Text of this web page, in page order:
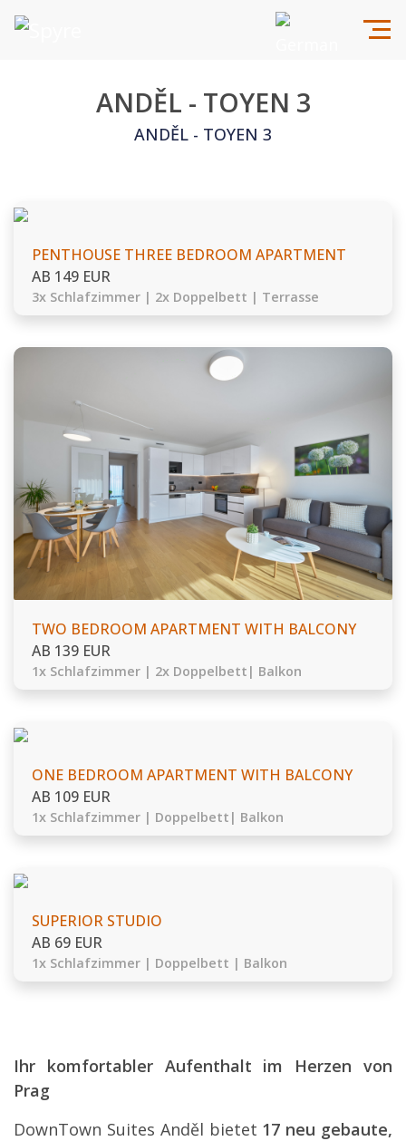
ANDĚL - TOYEN 3
ANDĚL - TOYEN 3
PENTHOUSE THREE BEDROOM APARTMENT
AB 149 EUR
3x Schlafzimmer | 2x Doppelbett | Terrasse
TWO BEDROOM APARTMENT WITH BALCONY
AB 139 EUR
1x Schlafzimmer | 2x Doppelbett| Balkon
ONE BEDROOM APARTMENT WITH BALCONY
AB 109 EUR
1x Schlafzimmer | Doppelbett| Balkon
SUPERIOR STUDIO
AB 69 EUR
1x Schlafzimmer | Doppelbett | Balkon
Ihr komfortabler Aufenthalt im Herzen von
Prag
DownTown Suites Anděl bietet 17 neu gebaute,